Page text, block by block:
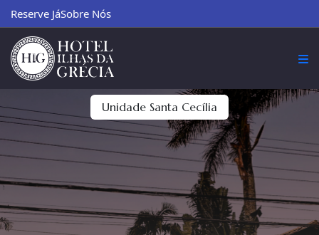
Reserve JáSobre Nós
Unidade Santa Cecília